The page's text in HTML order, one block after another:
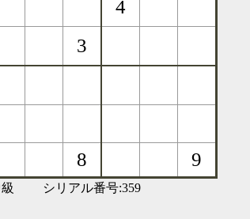
級 シリアル番号:359